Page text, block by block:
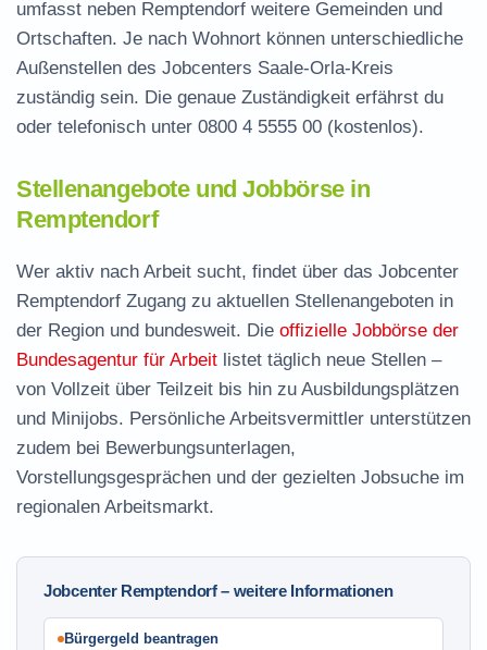
umfasst neben Remptendorf weitere Gemeinden und
Ortschaften. Je nach Wohnort können unterschiedliche
Außenstellen des Jobcenters Saale-Orla-Kreis
zuständig sein. Die genaue Zuständigkeit erfährst du
oder telefonisch unter 0800 4 5555 00 (kostenlos).
Stellenangebote und Jobbörse in
Remptendorf
Wer aktiv nach Arbeit sucht, findet über das Jobcenter
Remptendorf Zugang zu aktuellen Stellenangeboten in
der Region und bundesweit. Die offizielle Jobbörse der
Bundesagentur für Arbeit listet täglich neue Stellen –
von Vollzeit über Teilzeit bis hin zu Ausbildungsplätzen
und Minijobs. Persönliche Arbeitsvermittler unterstützen
zudem bei Bewerbungsunterlagen,
Vorstellungsgesprächen und der gezielten Jobsuche im
regionalen Arbeitsmarkt.
Jobcenter Remptendorf – weitere Informationen
Bürgergeld beantragen